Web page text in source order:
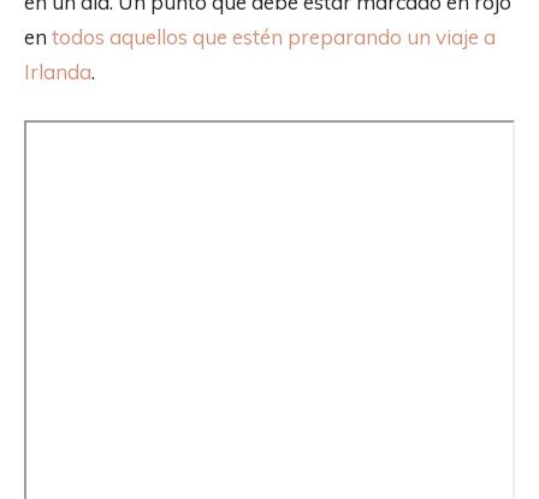
en todos aquellos que estén preparando un viaje a
Irlanda.